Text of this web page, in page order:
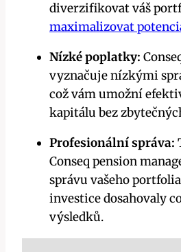
diverzifikovat váš
maximalizovat
Nízké poplatky:
vyznačuje nízkými
což vám umožní
kapitálu bez
Profesionální správa:
Conseq pension
správu vašeho
investice dosahovaly
výsledků.